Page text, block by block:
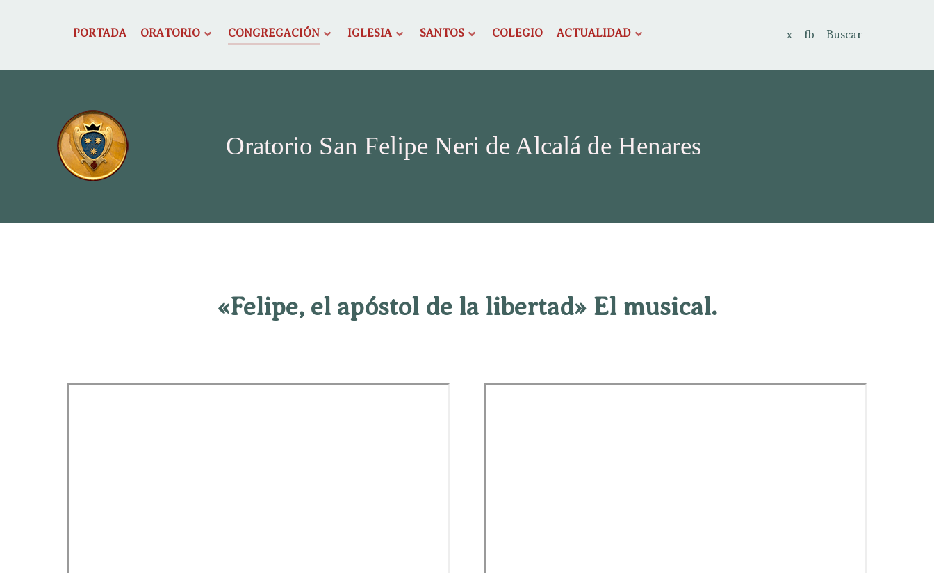
PORTADA ORATORIO CONGREGACIÓN IGLESIA SANTOS COLEGIO ACTUALIDAD x fb Buscar
Oratorio San Felipe Neri de Alcalá de Henares
«Felipe, el apóstol de la libertad» El musical.